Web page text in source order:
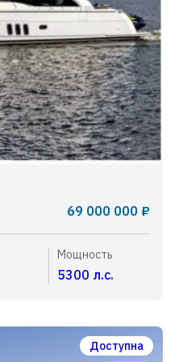
69 000 000 ₽
Мощность
5300 л.с.
Доступна